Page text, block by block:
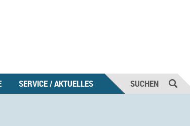
SERVICE / AKTUELLES SUCHEN